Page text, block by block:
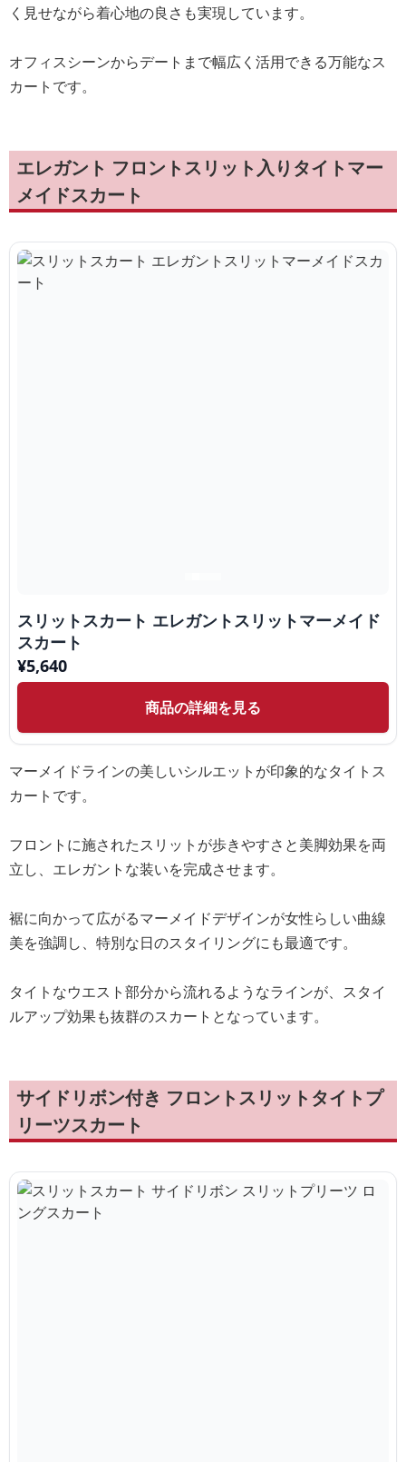
く見せながら着心地の良さも実現しています。
オフィスシーンからデートまで幅広く活用できる万能なス
カートです。
エレガント フロントスリット入りタイトマー
メイドスカート
スリットスカート エレガントスリットマーメイド
スカート
¥5,640
商品の詳細を見る
マーメイドラインの美しいシルエットが印象的なタイトス
カートです。
フロントに施されたスリットが歩きやすさと美脚効果を両
立し、エレガントな装いを完成させます。
裾に向かって広がるマーメイドデザインが女性らしい曲線
美を強調し、特別な日のスタイリングにも最適です。
タイトなウエスト部分から流れるようなラインが、スタイ
ルアップ効果も抜群のスカートとなっています。
サイドリボン付き フロントスリットタイトプ
リーツスカート